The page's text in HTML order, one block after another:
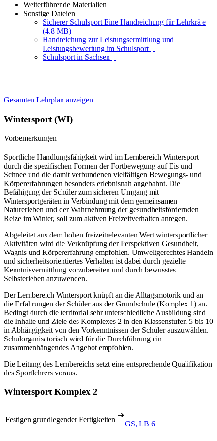
Weiterführende Materialien
Sonstige Dateien
Sicherer Schulsport Eine Handreichung für Lehrkrä e
(4.8 MB)
Handreichung zur Leistungsermittlung und
Leistungsbewertung im Schulsport
Schulsport in Sachsen
Gesamten Lehrplan anzeigen
Wintersport (WI)
Vorbemerkungen
Sportliche Handlungsfähigkeit wird im Lernbereich Wintersport
durch die spezifischen Formen der Fortbewegung auf Eis und
Schnee und die damit verbundenen vielfältigen Bewegungs- und
Körpererfahrungen besonders erlebnisnah angebahnt. Die
Befähigung der Schüler zum sicheren Umgang mit
Wintersportgeräten in Verbindung mit dem gemeinsamen
Naturerleben und der Wahrnehmung der gesundheitsfördernden
Reize im Winter, soll zum aktiven Freizeitverhalten anregen.
Abgeleitet aus dem hohen freizeitrelevanten Wert wintersportlicher
Aktivitäten wird die Verknüpfung der Perspektiven Gesundheit,
Wagnis und Körpererfahrung empfohlen. Umweltgerechtes Handeln
und sicherheitsorientiertes Verhalten ist dabei durch gezielte
Kenntnisvermittlung vorzubereiten und durch bewusstes
Selbsterleben anzuwenden.
Der Lernbereich Wintersport knüpft an die Alltagsmotorik und an
die Erfahrungen der Schüler aus der Grundschule (Komplex 1) an.
Bedingt durch die territorial sehr unterschiedliche Ausbildung sind
die Inhalte und Ziele des Komplexes 2 in den Klassenstufen 5 bis 10
in Abhängigkeit von den Vorkenntnissen der Schüler auszuwählen.
Schulorganisatorisch wird für die Durchführung ein
zusammenhängendes Angebot empfohlen.
Die Leitung des Lernbereichs setzt eine entsprechende Qualifikation
des Sportlehrers voraus.
Wintersport Komplex 2
Festigen grundlegender Fertigkeiten
➔
GS, LB 6